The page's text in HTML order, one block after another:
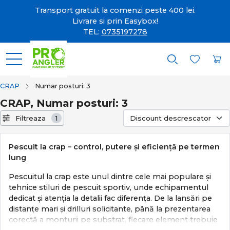
Transport gratuit la comenzi peste 400 lei.
Livrare si prin Easybox!
TEL: 0735197278
CRAP Numar posturi: 3
CRAP, Numar posturi: 3
Filtreaza 1
Pescuit la crap – control, putere și eficiență pe termen
lung
Pescuitul la crap este unul dintre cele mai populare și
tehnice stiluri de pescuit sportiv, unde echipamentul
dedicat și atenția la detalii fac diferența. De la lansări pe
distanțe mari și drilluri solicitante, până la prezentarea
corectă a monturii pe substrat, fiecare element trebuie